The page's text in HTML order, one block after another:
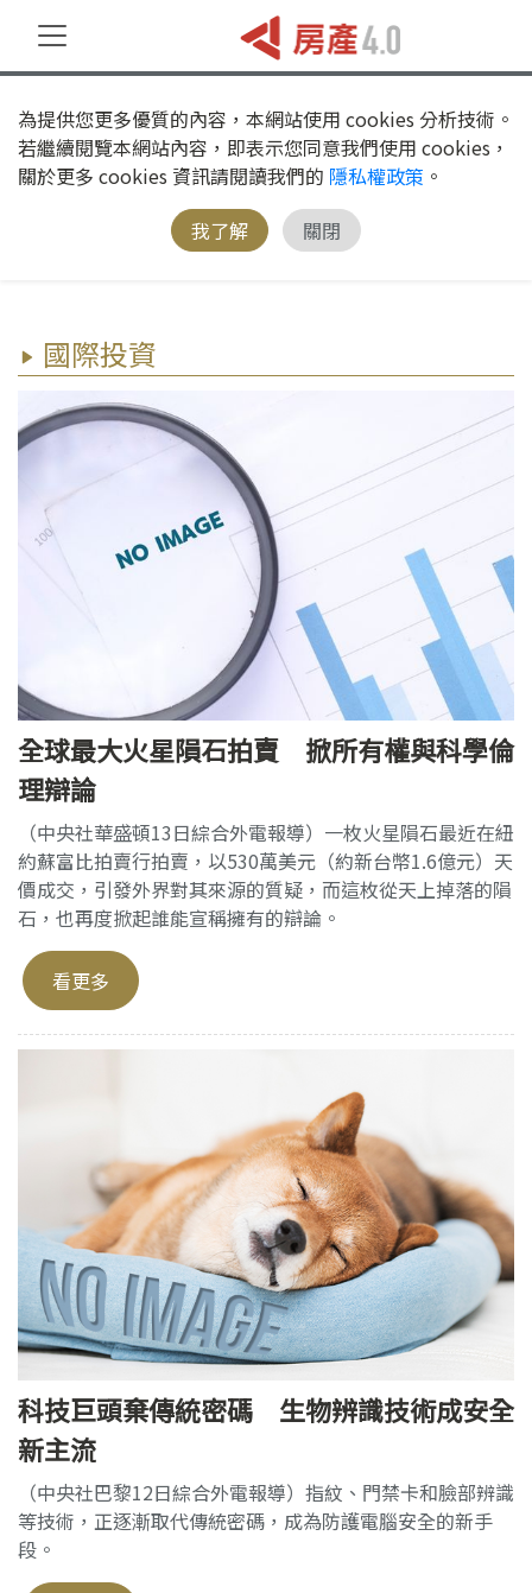
為提供您更多優質的內容，本網站使用 cookies 分析技術。
若繼續閱覽本網站內容，即表示您同意我們使用 cookies，
關於更多 cookies 資訊請閱讀我們的 隱私權政策 。
我了解
關閉
國際投資
全球最大火星隕石拍賣 掀所有權與科學倫
理辯論
（中央社華盛頓13日綜合外電報導）一枚火星隕石最近在紐
約蘇富比拍賣行拍賣，以530萬美元（約新台幣1.6億元）天
價成交，引發外界對其來源的質疑，而這枚從天上掉落的隕
石，也再度掀起誰能宣稱擁有的辯論。
看更多
科技巨頭棄傳統密碼 生物辨識技術成安全
新主流
（中央社巴黎12日綜合外電報導）指紋、門禁卡和臉部辨識
等技術，正逐漸取代傳統密碼，成為防護電腦安全的新手
段。